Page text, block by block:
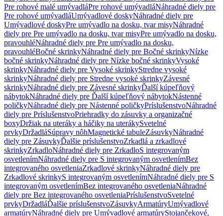
Pre rohové malé umývadláPre rohové umývadláNáhradné diely pre
Pre rohové umývadláUmývadlové doskyNáhradné diely pre
Umývadlové doskyPre umývadlo na dosku, tvar misyNáhradné
diely pre Pre umývadlo na dosku, tvar misyPre umývadlo na dosku,
pravouhléNáhradné diely pre Pre umývadlo na dosku,
pravouhléBočné skrinkyNáhradné diely pre Bočné skrinkyNízke
bočné skrinkyNáhradné diely pre Nízke bočné skrinkyVysoké
skrinkyNáhradné diely pre Vysoké skrinkyStredne vysoké
skrinkyNáhradné diely pre Stredne vysoké skrinkyZávesné
skrinkyNáhradné diely pre Závesné skrinkyĎalší kúpeľňový
nábytokNáhradné diely pre Ďalší kúpeľňový nábytokNástenné
poličkyNáhradné diely pre Nástenné poličkyPríslušenstvoNáhradné
diely pre PríslušenstvoPriehradky do zásuvky a organizačné
boxyDržiak na uteráky a háčiky na uterákySvetelné
prvkyDržadláSúpravy nôhMagnetické tabuleZásuvkyNáhradné
diely pre ZásuvkyĎalšie príslušenstvoZrkadlá a zrkadlové
skrinkyZrkadloNáhradné diely pre ZrkadloS integrovaným
osvetlenímNáhradné diely pre S integrovaným osvetlenímBez
integrovaného osvetleniaZrkadlové skrinkyNáhradné diely pre
Zrkadlové skrinkyS integrovaným osvetlenímNáhradné diely pre S
integrovaným osvetlenímBez integrovaného osvetleniaNáhradné
diely pre Bez integrovaného osvetleniaPríslušenstvoSvetelné
prvkyDržadláĎalšie príslušenstvoZásuvkyArmatúryUmývadlové
armatúryNáhradné diely pre Umývadlové armatúryStojančekové,